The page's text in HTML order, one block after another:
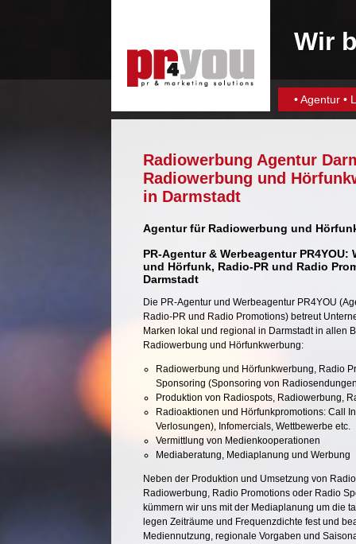
Wir
•Agentur •
Radiowerbung Agentur
Radiowerbung und
in Darmstadt
Agentur für Radiowerbung und
PR-Agentur & Werbeagentur PR4YOU:
und Hörfunk, Radio-PR und Radio
Darmstadt
Die PR-Agentur und Werbeagentur PR4YOU
Radio-PR und Radio Promotions) betreut
Marken lokal und regional in Darmstadt in allen
Radiowerbung und Hörfunkwerbung:
Radiowerbung und Hörfunkwerbung, Radio
Sponsoring (Sponsoring von
Produktion von Radiospots, Radiowerbung,
Radioaktionen und Hörfunkpromotions: Call
Verlosungen), Infomercials, Wettbewerbe etc.
Vermittlung von Medienkooperationen
Mediaberatung, Mediaplanung und Werbung
Neben der Produktion und Umsetzung von
Radiowerbung, Radio Promotions oder Radio
kümmern wir uns mit der Mediaplanung um die
legen Zeiträume und Frequenzdichte fest und
Mediennutzung, regionale Vorgaben und